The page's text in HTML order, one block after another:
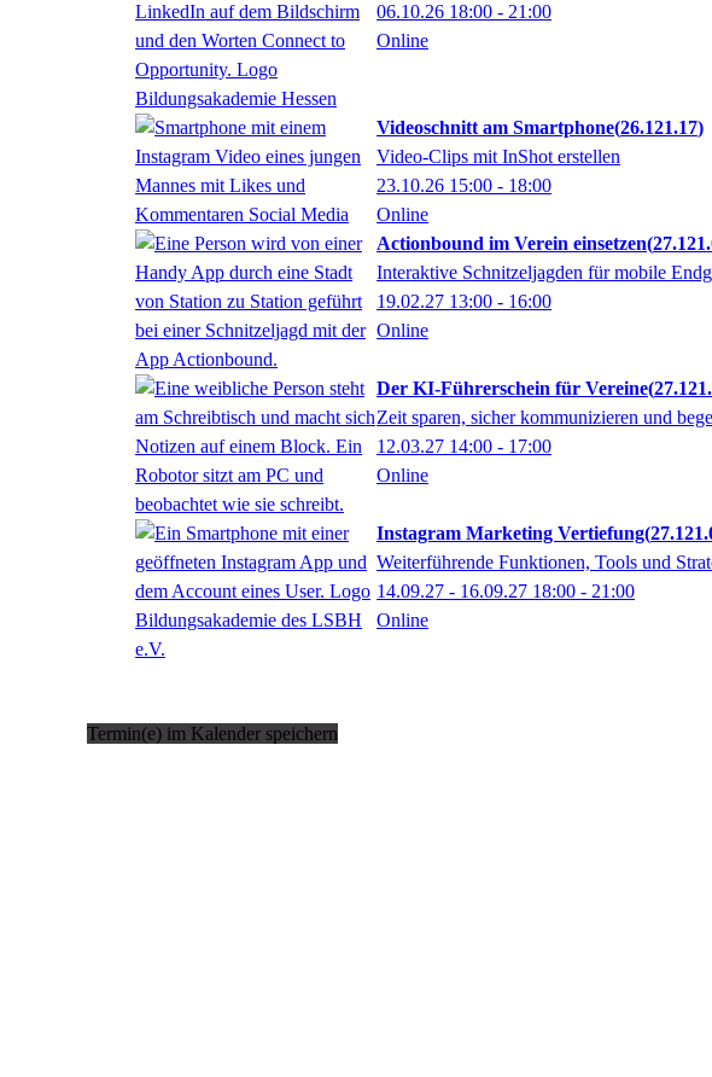
06.10.26 18:00 - 21:00
Online
Videoschnitt am Smartphone 26.121.17
Video-Clips mit InShot erstellen
23.10.26 15:00 - 18:00
Online
Actionbound im Verein einsetzen
Interaktive Schnitzeljagden für mobile
19.02.27 13:00 - 16:00
Online
Der KI-Führerschein für Vereine
Zeit sparen, sicher kommunizieren und
12.03.27 14:00 - 17:00
Online
Instagram Marketing Vertiefung
Weiterführende Funktionen, Tools und
14.09.27 - 16.09.27 18:00 - 21:00
Online
Termin(e) im Kalender speichern